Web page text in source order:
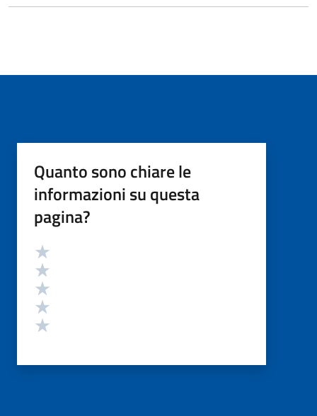
Quanto sono chiare le
informazioni su questa
pagina?
Valutazione